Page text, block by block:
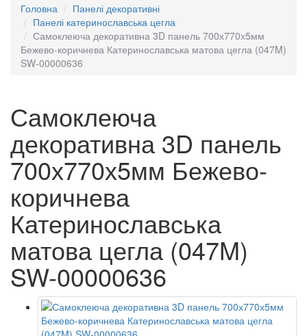
Головна
Панелі декоративні
Панелі катеринославська цегла
Самоклеюча декоративна 3D панель 700х770х5мм
Бежево-коричнева Катеринославська матова цегла (047M)
SW-00000636
Самоклеюча
декоративна 3D панель
700х770х5мм Бежево-
коричнева
Катеринославська
матова цегла (047M)
SW-00000636